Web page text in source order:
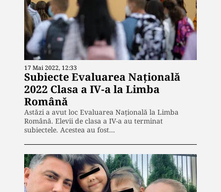
17 Mai 2022, 12:33
Subiecte Evaluarea Națională
2022 Clasa a IV-a la Limba
Română
Astăzi a avut loc Evaluarea Națională la Limba
Română. Elevii de clasa a IV-a au terminat
subiectele. Acestea au fost…